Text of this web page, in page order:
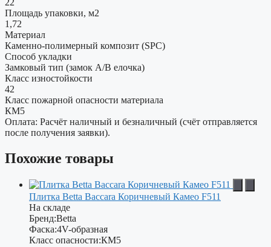
22
Площадь упаковки, м2
1,72
Материал
Каменно-полимерный композит (SPC)
Способ укладки
Замковый тип (замок A/B елочка)
Класс изностойкости
42
Класс пожарной опасности материала
КМ5
Оплата: Расчёт наличный и безналичный (счёт отправляется
после получения заявки).
Похожие товары
Плитка Betta Baccara Коричневый Камео F511
На складе
Бренд:Betta
Фаска:4V-образная
Класс опасности:КМ5